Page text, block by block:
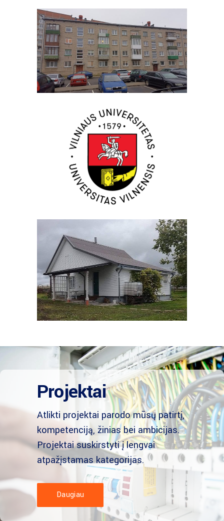
PRIVATŪS
12 Daugiabutis,
Klaipėda LT 2021
KOMERCINIAI
5 Vilniaus
Universitetas, Vilnius
LT 2021
6 Kaimo sodyba,
Molėtų raj. LT 2021
Projektai
Atlikti projektai parodo mūsų patirtį,
kompetenciją, žinias bei ambicijas.
Projektai suskirstyti į lengvai
atpažįstamas kategorijas.
Daugiau